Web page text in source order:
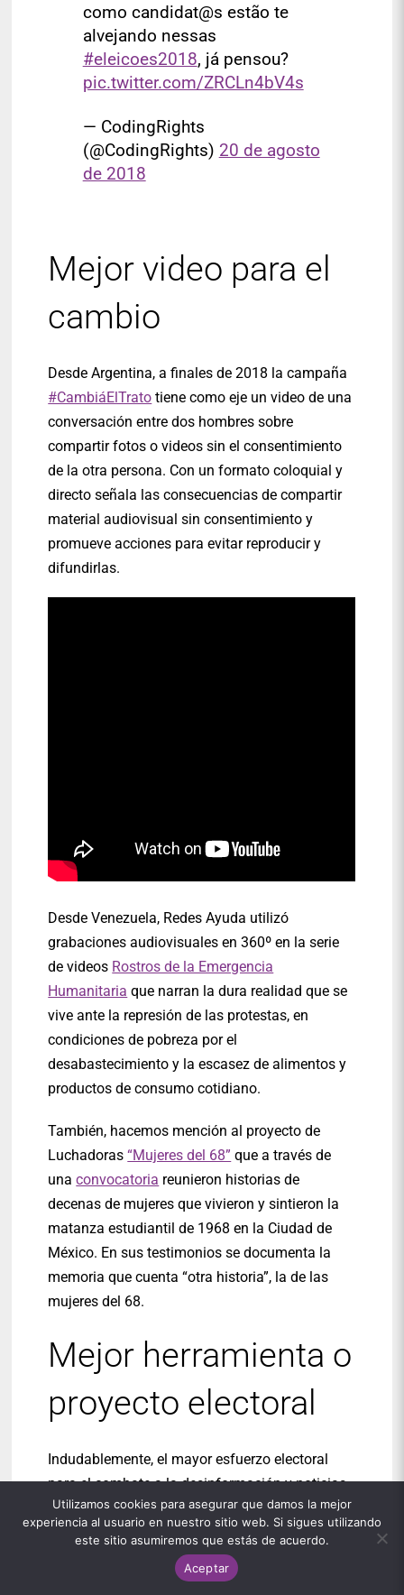
como candidat@s estão te
alvejando nessas
#eleicoes2018, já pensou?
pic.twitter.com/ZRCLn4bV4s
— CodingRights
(@CodingRights) 20 de agosto
de 2018
Mejor video para el
cambio
Desde Argentina, a finales de 2018 la campaña
#CambiáElTrato tiene como eje un video de una
conversación entre dos hombres sobre
compartir fotos o videos sin el consentimiento
de la otra persona. Con un formato coloquial y
directo señala las consecuencias de compartir
material audiovisual sin consentimiento y
promueve acciones para evitar reproducir y
difundirlas.
Desde Venezuela, Redes Ayuda utilizó
grabaciones audiovisuales en 360º en la serie
de videos Rostros de la Emergencia
Humanitaria que narran la dura realidad que se
vive ante la represión de las protestas, en
condiciones de pobreza por el
desabastecimiento y la escasez de alimentos y
productos de consumo cotidiano.
También, hacemos mención al proyecto de
Luchadoras“Mujeres del 68” que a través de
unaconvocatoria reunieron historias de
decenas de mujeres que vivieron y sintieron la
matanza estudiantil de 1968 en la Ciudad de
México. En sus testimonios se documenta la
memoria que cuenta “otra historia”, la de las
mujeres del 68.
Mejor herramienta o
proyecto electoral
Indudablemente, el mayor esfuerzo electoral
para el combate a la desinformación y noticias
falsas en las distintas contiendas electorales
latinoamericanas de este año esVerificado
, una propuesta de Animal Político,
Newsweek en Español, Pop Up Newsroom y AJ+
Utilizamos cookies para asegurar que damos la mejor
experiencia al usuario en nuestro sitio web. Si sigues utilizando
este sitio asumiremos que estás de acuerdo.
Aceptar